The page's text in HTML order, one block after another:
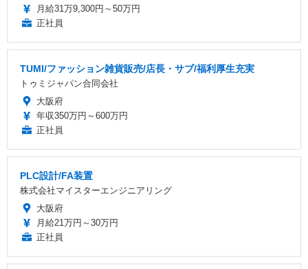
月給31万9,300円～50万円
正社員
TUMI/ファッション雑貨販売/店長・サブ/福利厚生充実
トゥミジャパン合同会社
大阪府
年収350万円～600万円
正社員
PLC設計/FA装置
株式会社マイスターエンジニアリング
大阪府
月給21万円～30万円
正社員